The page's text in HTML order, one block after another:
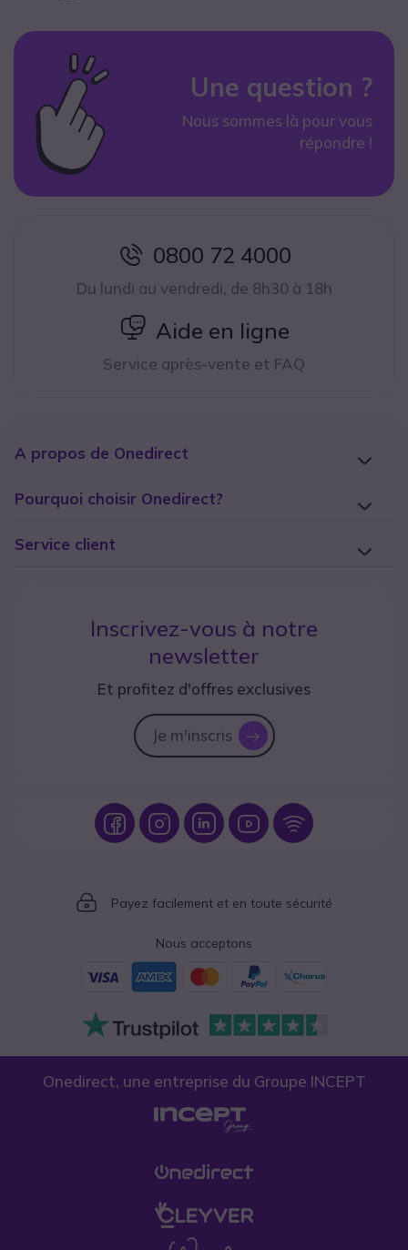
Une question ?
Nous sommes là pour vous
répondre !
icon
0800 72 4000
Du lundi au vendredi, de 8h30 à 18h
icon
Aide en ligne
Service après-vente et FAQ
A propos de Onedirect
Pourquoi choisir Onedirect?
Service client
Inscrivez-vous à notre
newsletter
Et profitez d'offres exclusives
Je m'inscris icon
Icon IconIcon Icon Icon
Icon
Payez facilement et en toute sécurité
Nous acceptons
Onedirect, une entreprise du Groupe INCEPT